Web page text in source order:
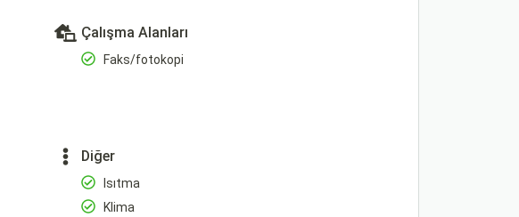
Çalışma Alanları
Faks/fotokopi
Diğer
Isıtma
Klima